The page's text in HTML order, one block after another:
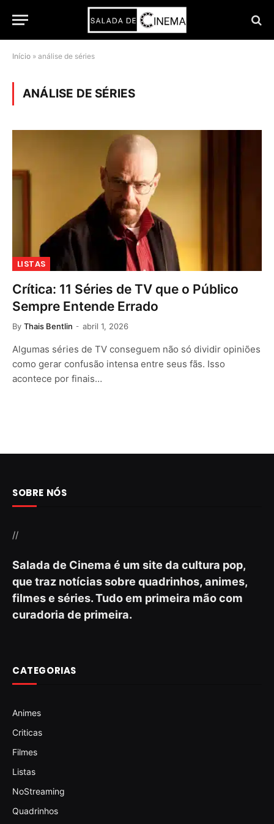
Início » análise de séries
ANÁLISE DE SÉRIES
LISTAS
Crítica: 11 Séries de TV que o Público
Sempre Entende Errado
By Thais Bentlin abril 1, 2026
Algumas séries de TV conseguem não só dividir opiniões
como gerar confusão intensa entre seus fãs. Isso
acontece por finais…
SOBRE NÓS
//
Salada de Cinema é um site da cultura pop,
que traz notícias sobre quadrinhos, animes,
filmes e séries. Tudo em primeira mão com
curadoria de primeira.
CATEGORIAS
Animes
Criticas
Filmes
Listas
NoStreaming
Quadrinhos